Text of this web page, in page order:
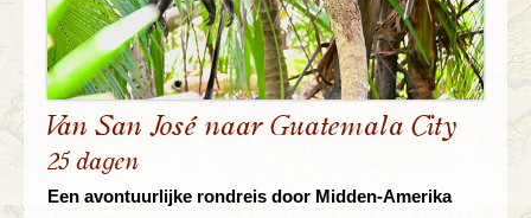
Van San José naar Guatemala City
25 dagen
Een avontuurlijke rondreis door Midden-Amerika